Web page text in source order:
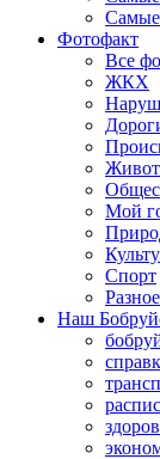
Самые
Фотофакт
Все
ЖКХ
Мой
Спорт
Разное
Наш